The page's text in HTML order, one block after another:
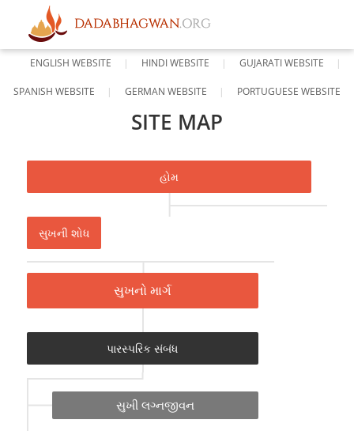
ENGLISH WEBSITE HINDI WEBSITE GUJARATI WEBSITE
SPANISH WEBSITE GERMAN WEBSITE PORTUGUESE WEBSITE
SITE MAP
હોમ
સુખની શોધ
સુખનો માર્ગ
પારસ્પરિક સંબંધ
સુખી લગ્નજીવન